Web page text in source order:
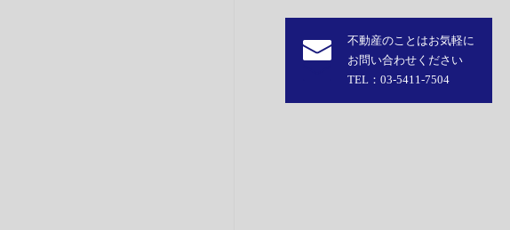
不動産のことはお気軽に
お問い合わせください
TEL：03-5411-7504